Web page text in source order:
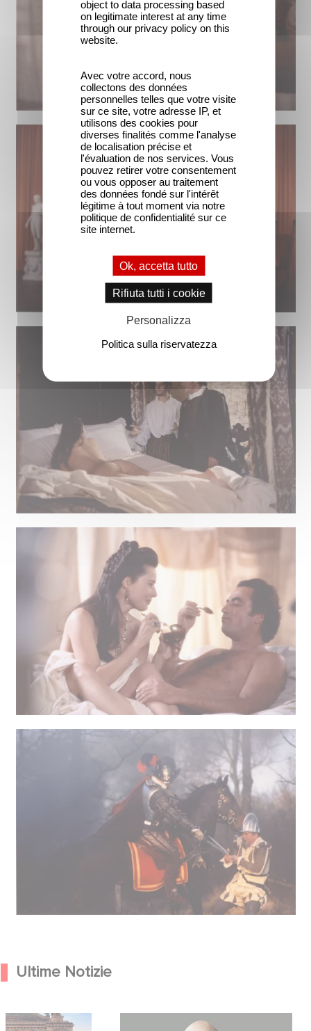
Ultime Notizie
annunciano il
Gaumont USA Acquires OPUS, an
object to data processing based
on legitimate interest at any time
through our privacy policy on this
website.
Avec votre accord, nous
collectons des données
personnelles telles que votre visite
sur ce site, votre adresse IP, et
utilisons des cookies pour
diverses finalités comme l'analyse
de localisation précise et
l'évaluation de nos services. Vous
pouvez retirer votre consentement
ou vous opposer au traitement
des données fondé sur l'intérêt
légitime à tout moment via notre
politique de confidentialité sur ce
site internet.
Ok, accetta tutto
Rifiuta tutti i cookie
Personalizza
Politica sulla riservatezza